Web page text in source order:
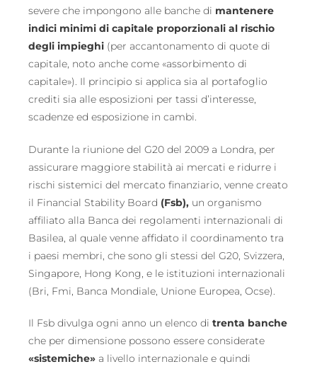
severe che impongono alle banche di mantenere
indici minimi di capitale proporzionali al rischio
degli impieghi (per accantonamento di quote di
capitale, noto anche come «assorbimento di
capitale»). Il principio si applica sia al portafoglio
crediti sia alle esposizioni per tassi d’interesse,
scadenze ed esposizione in cambi.
Durante la riunione del G20 del 2009 a Londra, per
assicurare maggiore stabilità ai mercati e ridurre i
rischi sistemici del mercato finanziario, venne creato
il Financial Stability Board (Fsb), un organismo
affiliato alla Banca dei regolamenti internazionali di
Basilea, al quale venne affidato il coordinamento tra
i paesi membri, che sono gli stessi del G20, Svizzera,
Singapore, Hong Kong, e le istituzioni internazionali
(Bri, Fmi, Banca Mondiale, Unione Europea, Ocse).
Il Fsb divulga ogni anno un elenco ditrenta banche
che per dimensione possono essere considerate
«sistemiche» a livello internazionale e quindi